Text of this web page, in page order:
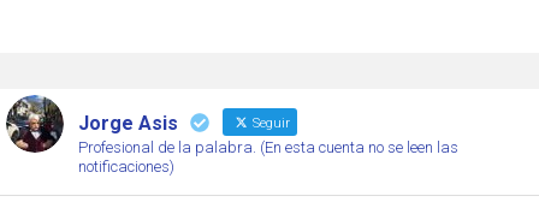
Jorge Asis Seguir
Profesional de la palabra. (En esta cuenta no se leen las
notificaciones)